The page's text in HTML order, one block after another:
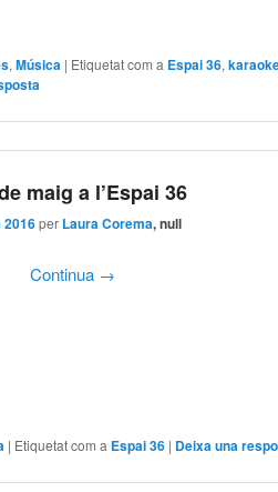
,Música | Etiquetat com a Espai 36,
maig a l’Espai 36
2016 per Laura Corema, null
Continua →
| Etiquetat com a Espai 36 | Deixa una